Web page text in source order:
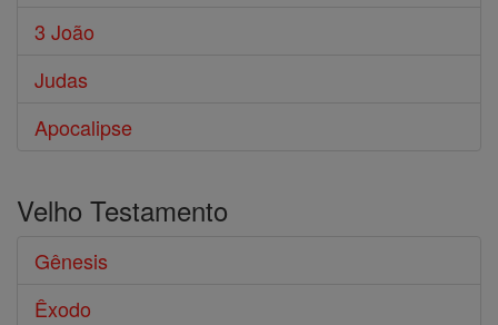
3 João
Judas
Apocalipse
Velho Testamento
Gênesis
Êxodo